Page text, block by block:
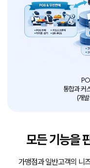
통합과 커
(개
모든 기능을
가맹점과 일반고객의 니